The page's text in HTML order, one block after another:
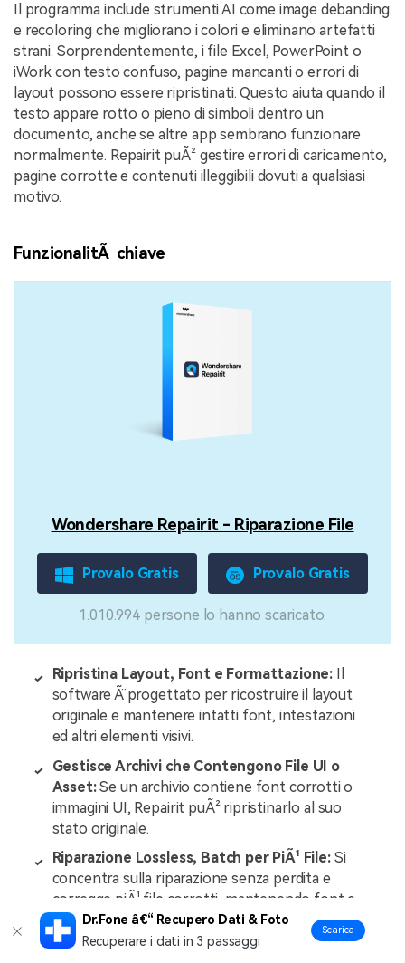
Il programma include strumenti AI come image debanding
e recoloring che migliorano i colori e eliminano artefatti
strani. Sorprendentemente, i file Excel, PowerPoint o
iWork con testo confuso, pagine mancanti o errori di
layout possono essere ripristinati. Questo aiuta quando il
testo appare rotto o pieno di simboli dentro un
documento, anche se altre app sembrano funzionare
normalmente. Repairit puÃ² gestire errori di caricamento,
pagine corrotte e contenuti illeggibili dovuti a qualsiasi
motivo.
FunzionalitÃ chiave
Wondershare Repairit - Riparazione File
Provalo Gratis Provalo Gratis
1.010.994 persone lo hanno scaricato.
Ripristina Layout, Font e Formattazione: Il
software Ã¨ progettato per ricostruire il layout
originale e mantenere intatti font, intestazioni
ed altri elementi visivi.
Gestisce Archivi che Contengono File UI o
Asset:Se un archivio contiene font corrotti o
immagini UI, Repairit puÃ² ripristinarlo al suo
stato originale.
Riparazione Lossless, Batch per PiÃ¹ File:Si
concentra sulla riparazione senza perdita e
corregge piÃ¹ file corrotti, mantenendo font e
qualitÃ originali.
Dr.Fone â€“ Recupero Dati & Foto
Recuperare i dati in 3 passaggi
Scarica